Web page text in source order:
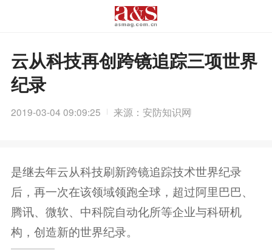
云从科技再创跨镜追踪三项世界
纪录
2019-03-04 09:09:25 来源：安防知识网
是继去年云从科技刷新跨镜追踪技术世界纪录
后，再一次在该领域领跑全球，超过阿里巴巴、
腾讯、微软、中科院自动化所等企业与科研机
构，创造新的世界纪录。